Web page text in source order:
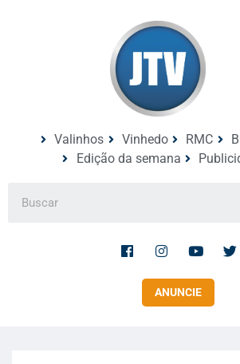
Valinhos Vinhedo RMC
Edição da semana
ANUNCIE